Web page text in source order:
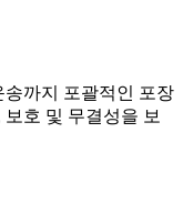
까지 포괄적인 포장
호 및 무결성을 보